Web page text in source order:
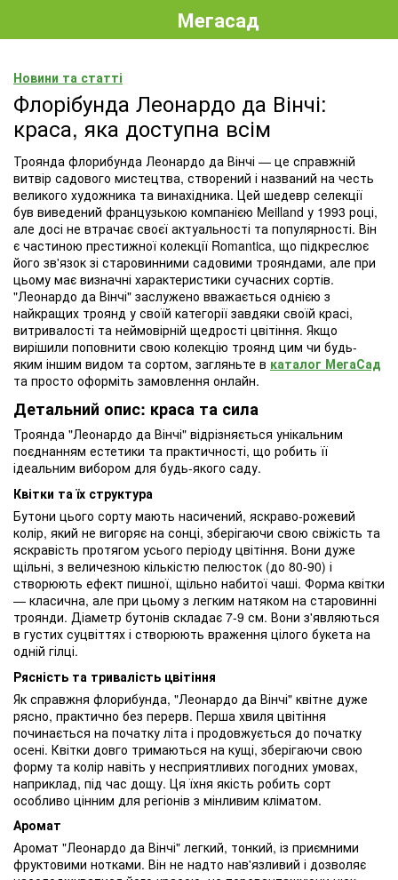
Мегасад
Новини та статті
Флорібунда Леонардо да Вінчі:
краса, яка доступна всім
Троянда флорибунда Леонардо да Вінчі — це справжній
витвір садового мистецтва, створений і названий на честь
великого художника та винахідника. Цей шедевр селекції
був виведений французькою компанією Meilland у 1993 році,
але досі не втрачає своєї актуальності та популярності. Він
є частиною престижної колекції Romantica, що підкреслює
його зв'язок зі старовинними садовими трояндами, але при
цьому має визначні характеристики сучасних сортів.
"Леонардо да Вінчі" заслужено вважається однією з
найкращих троянд у своїй категорії завдяки своїй красі,
витривалості та неймовірній щедрості цвітіння. Якщо
вирішили поповнити свою колекцію троянд цим чи будь-
яким іншим видом та сортом, загляньте в каталог МегаСад
та просто оформіть замовлення онлайн.
Детальний опис: краса та сила
Троянда "Леонардо да Вінчі" відрізняється унікальним
поєднанням естетики та практичності, що робить її
ідеальним вибором для будь-якого саду.
Квітки та їх структура
Бутони цього сорту мають насичений, яскраво-рожевий
колір, який не вигоряє на сонці, зберігаючи свою свіжість та
яскравість протягом усього періоду цвітіння. Вони дуже
щільні, з величезною кількістю пелюсток (до 80-90) і
створюють ефект пишної, щільно набитої чаші. Форма квітки
— класична, але при цьому з легким натяком на старовинні
троянди. Діаметр бутонів складає 7-9 см. Вони з'являються
в густих суцвіттях і створюють враження цілого букета на
одній гілці.
Рясність та тривалість цвітіння
Як справжня флорибунда, "Леонардо да Вінчі" квітне дуже
рясно, практично без перерв. Перша хвиля цвітіння
починається на початку літа і продовжується до початку
осені. Квітки довго тримаються на кущі, зберігаючи свою
форму та колір навіть у несприятливих погодних умовах,
наприклад, під час дощу. Ця їхня якість робить сорт
особливо цінним для регіонів з мінливим кліматом.
Аромат
Аромат "Леонардо да Вінчі" легкий, тонкий, із приємними
фруктовими нотками. Він не надто нав'язливий і дозволяє